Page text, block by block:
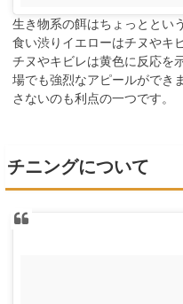
生き物系の餌はちょっととい
食い渋りイエローはチヌやキ
チヌやキビレは黄色に反応を
場でも強烈なアピールができ
さないのも利点の一つです。
チニングについて